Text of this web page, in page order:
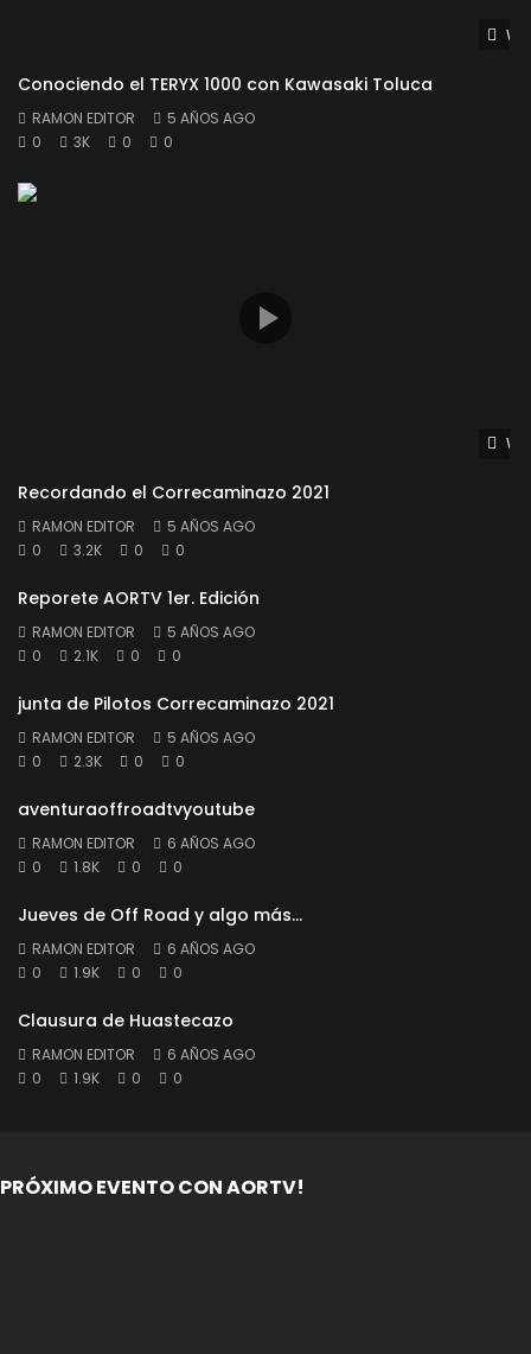
Conociendo el TERYX 1000 con Kawasaki Toluca
RAMON EDITOR
5 AÑOS AGO
0
3K 0 0
Recordando el Correcaminazo 2021
RAMON EDITOR
5 AÑOS AGO
0
3.2K 0 0
Reporete AORTV 1er. Edición
RAMON EDITOR
5 AÑOS AGO
0
2.1K 0 0
junta de Pilotos Correcaminazo 2021
RAMON EDITOR
5 AÑOS AGO
0
2.3K 0 0
aventuraoffroadtvyoutube
RAMON EDITOR
6 AÑOS AGO
0
1.8K 0 0
Jueves de Off Road y algo más…
RAMON EDITOR
6 AÑOS AGO
0
1.9K 0 0
Clausura de Huastecazo
RAMON EDITOR
6 AÑOS AGO
0
1.9K 0 0
PRÓXIMO EVENTO CON AORTV!